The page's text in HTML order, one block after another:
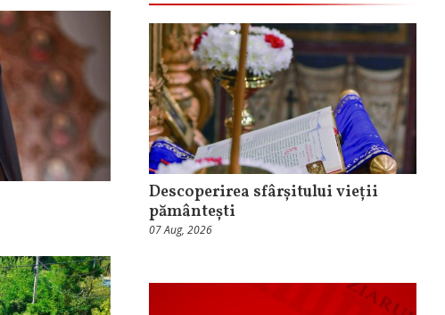
Descoperirea sfârșitului vieții
pământești
07 Aug, 2026